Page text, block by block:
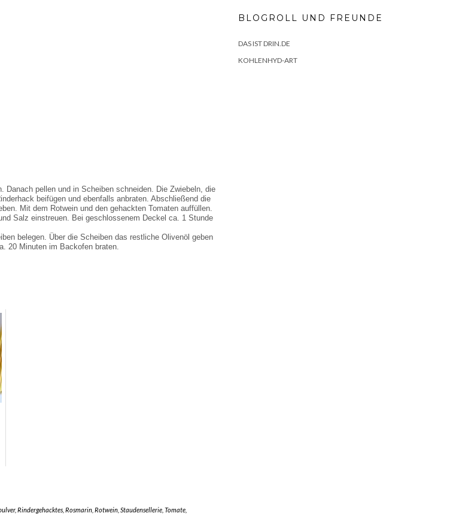
pellen und in Scheiben schneiden. Die Zwiebeln, die
beifügen und ebenfalls anbraten. Abschließend die
Mit dem Rotwein und den gehackten Tomaten auffüllen.
Salz einstreuen. Bei geschlossenem Deckel ca. 1 Stunde
belegen. Über die Scheiben das restliche Olivenöl geben
20 Minuten im Backofen braten.
, Rindergehacktes, Rosmarin, Rotwein, Staudensellerie, Tomate,
BLOGROLL UND FREUNDE
DAS IST DRIN.DE
KOHLENHYD-ART